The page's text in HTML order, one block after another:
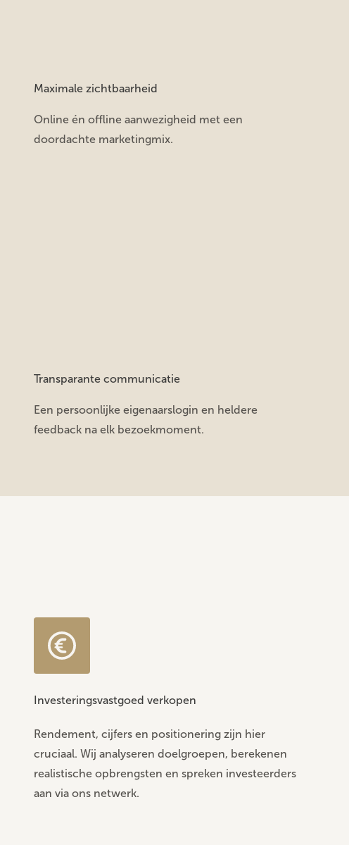
Maximale zichtbaarheid
Online én offline aanwezigheid met een
doordachte marketingmix.
Transparante communicatie
Een persoonlijke eigenaarslogin en heldere
feedback na elk bezoekmoment.
Investeringsvastgoed verkopen
Rendement, cijfers en positionering zijn hier
cruciaal. Wij analyseren doelgroepen, berekenen
realistische opbrengsten en spreken investeerders
aan via ons netwerk.